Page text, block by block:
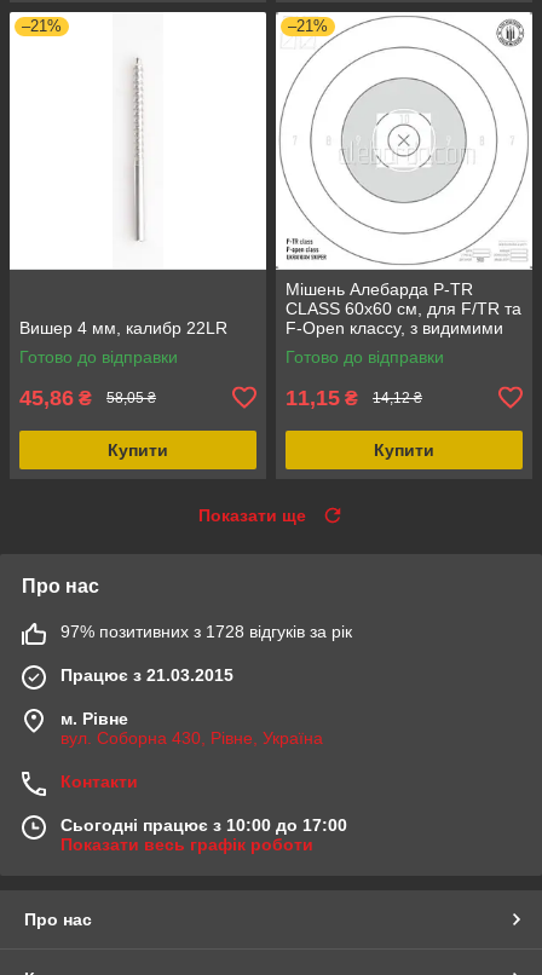
–21%
Вишер 4 мм, калибр 22LR
Готово до відправки
45,86 ₴ 58,05 ₴
Купити
–21%
Мішень Алебарда P-TR
CLASS 60х60 см, для F/TR та
F-Open классу, з видимими
попаданнями на 500 м
Готово до відправки
11,15 ₴ 14,12 ₴
Купити
Показати ще
Про нас
97% позитивних з 1728 відгуків за рік
Працює з 21.03.2015
м. Рівне
вул. Соборна 430, Рівне, Україна
Контакти
Сьогодні працює з 10:00 до 17:00
Показати весь графік роботи
Про нас